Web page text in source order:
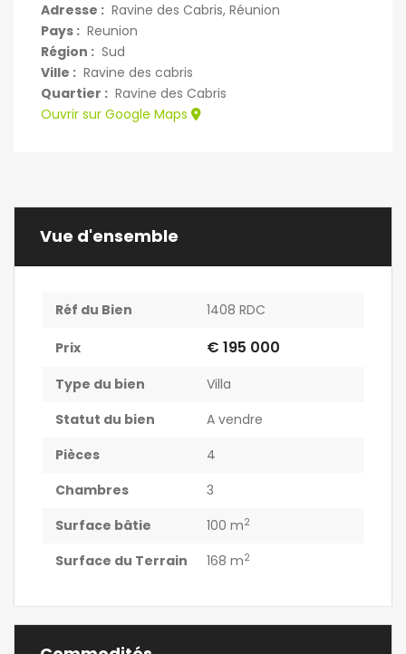
Adresse : Ravine des Cabris, Réunion
Pays : Reunion
Région : Sud
Ville : Ravine des cabris
Quartier : Ravine des Cabris
Ouvrir sur Google Maps
Vue d'ensemble
Réf du Bien 1408 RDC
Prix € 195 000
Type du bien
Villa
Statut du bien
A vendre
Pièces
4
Chambres
3
Surface bâtie
100 m2
Surface du Terrain 168 m2